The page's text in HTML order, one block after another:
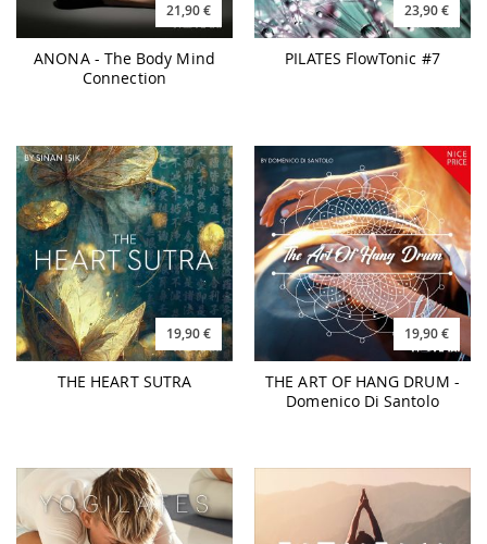
21,90 €
ANONA - The Body Mind
Connection
23,90 €
PILATES FlowTonic #7
19,90 €
THE HEART SUTRA
19,90 €
THE ART OF HANG DRUM -
Domenico Di Santolo